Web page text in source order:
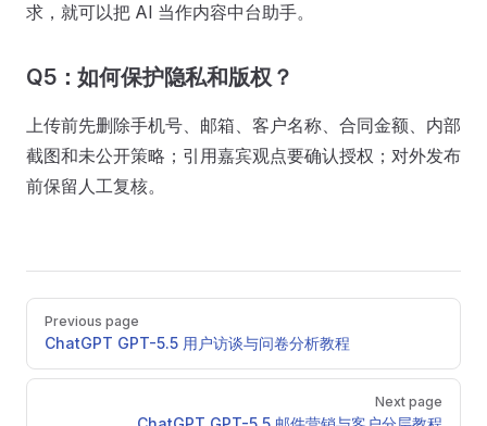
求，就可以把 AI 当作内容中台助手。
Q5：如何保护隐私和版权？
上传前先删除手机号、邮箱、客户名称、合同金额、内部
截图和未公开策略；引用嘉宾观点要确认授权；对外发布
前保留人工复核。
Pager
Previous page
ChatGPT GPT-5.5 用户访谈与问卷分析教程
Next page